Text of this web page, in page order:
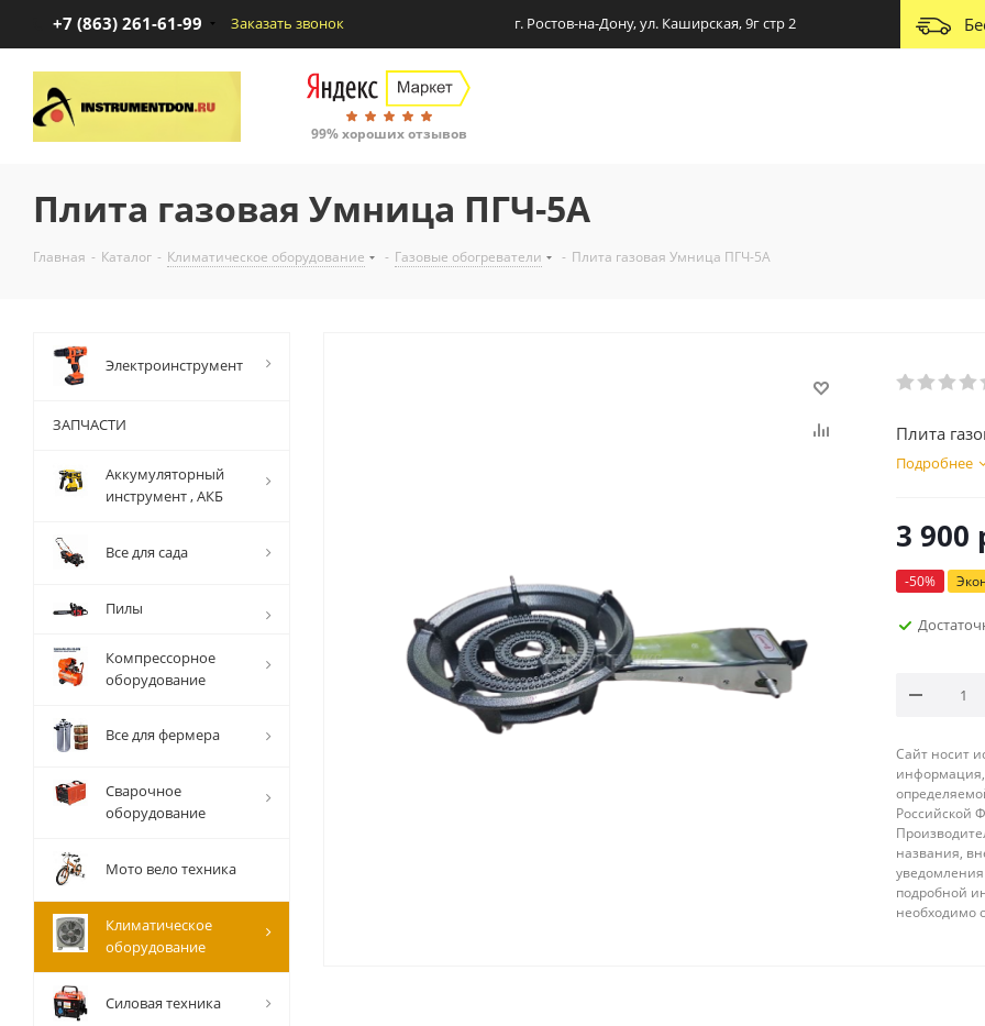
+7 (863) 261-61-99 Заказать звонок г. Ростов-на-Дону, ул. Каширская, 9г стр 2
99% хороших отзывов
Плита газовая Умница ПГЧ-5А
Главная - Каталог - Климатическое оборудование - Газовые обогреватели - Плита газовая Умница ПГЧ-5А
Плита
Подробнее
3 900
-50%
Сайт носит
информация,
Российской
названия,
подробной
необходимо
Электроинструмент
ЗАПЧАСТИ
Аккумуляторный
инструмент , АКБ
Все для сада
Пилы
Компрессорное
оборудование
Все для фермера
Сварочное
оборудование
Мото вело техника
Климатическое
оборудование
Силовая техника